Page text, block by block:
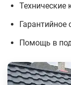
Технические
Гарантийное
Помощь в